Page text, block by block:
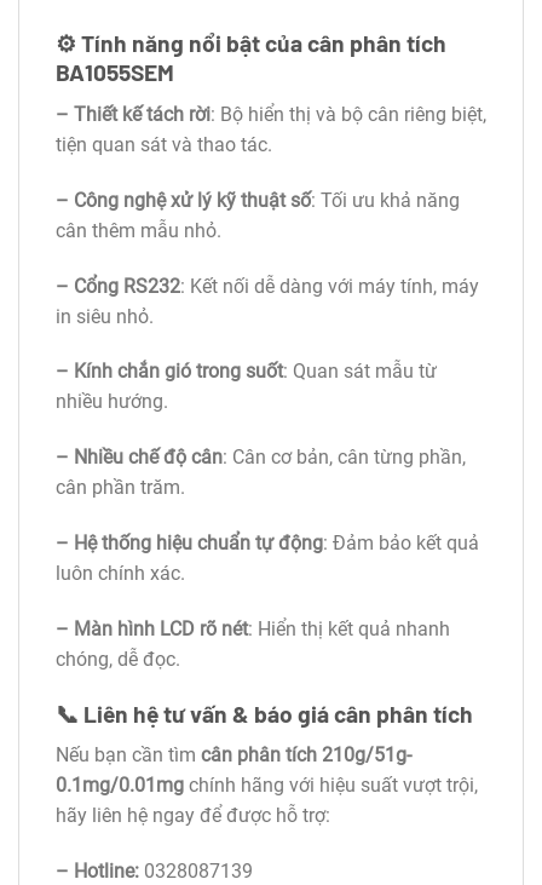
⚙️ Tính năng nổi bật của cân phân tích
BA1055SEM
– Thiết kế tách rời: Bộ hiển thị và bộ cân riêng biệt,
tiện quan sát và thao tác.
– Công nghệ xử lý kỹ thuật số: Tối ưu khả năng
cân thêm mẫu nhỏ.
– Cổng RS232: Kết nối dễ dàng với máy tính, máy
in siêu nhỏ.
– Kính chắn gió trong suốt: Quan sát mẫu từ
nhiều hướng.
– Nhiều chế độ cân: Cân cơ bản, cân từng phần,
cân phần trăm.
– Hệ thống hiệu chuẩn tự động: Đảm bảo kết quả
luôn chính xác.
– Màn hình LCD rõ nét: Hiển thị kết quả nhanh
chóng, dễ đọc.
📞 Liên hệ tư vấn & báo giá cân phân tích
Nếu bạn cần tìm cân phân tích 210g/51g-
0.1mg/0.01mg chính hãng với hiệu suất vượt trội,
hãy liên hệ ngay để được hỗ trợ:
– Hotline: 0328087139